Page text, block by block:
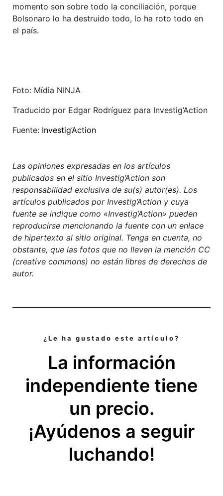
momento son sobre todo la conciliación, porque
Bolsonaro lo ha destruido todo, lo ha roto todo en
el país.
Foto: Mídia NINJA
Traducido por Edgar Rodríguez para Investig’Action
Fuente: Investig’Action
Las opiniones expresadas en los artículos
publicados en el sitio Investig’Action son
responsabilidad exclusiva de su(s) autor(es). Los
artículos publicados por Investig’Action y cuya
fuente se indique como «Investig’Action» pueden
reproducirse mencionando la fuente con un enlace
de hipertexto al sitio original. Tenga en cuenta, no
obstante, que las fotos que no lleven la mención CC
(creative commons) no están libres de derechos de
autor.
¿Le ha gustado este artículo?
La información
independiente tiene
un precio.
¡Ayúdenos a seguir
luchando!